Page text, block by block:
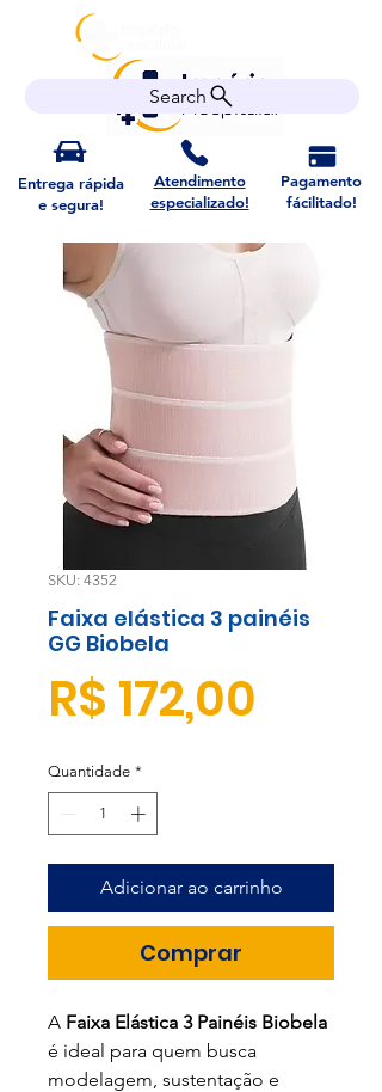
Search
Entrega rápida
e segura!
Atendimento
especializado!
Pagamento
fácilitado!
SKU: 4352
Faixa elástica 3 painéis
GG Biobela
R$ 172,00
Quantidade *
Adicionar ao carrinho
Comprar
A Faixa Elástica 3 Painéis Biobela
é ideal para quem busca
modelagem, sustentação e